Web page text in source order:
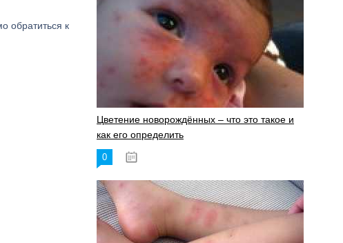
обратиться к
Цветение новорождённых – что это такое и
как его определить
0